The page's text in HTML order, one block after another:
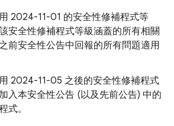
2024-11-01 的安全性修補程式等
安全性修補程式等級涵蓋的所有相關
前安全性公告中回報的所有問題適用
2024-11-05 之後的安全性修補程式
入本安全性公告 (以及先前公告) 中的
式。